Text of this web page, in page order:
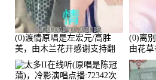
(0)渡情原唱是左宏元/高胜
美，由木兰花开感谢支持翻
唱(播放:82339)
(0)离
由花
放